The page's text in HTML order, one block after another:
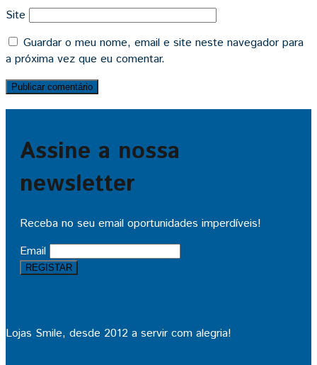
Site
Guardar o meu nome, email e site neste navegador para
a próxima vez que eu comentar.
Assine a nossa
newsletter
Receba no seu email oportunidades imperdíveis!
Email
Lojas Smile, desde 2012 a servir com alegria!